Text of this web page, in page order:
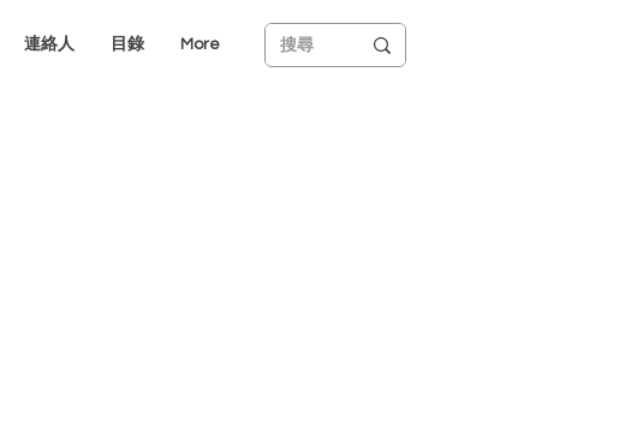
連絡人 目錄 More